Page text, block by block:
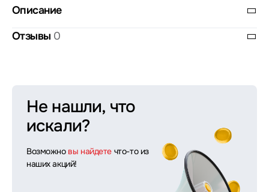
Описание
Отзывы 0
Не нашли, что
искали?
Возможно вы найдете что-то из
наших акций!